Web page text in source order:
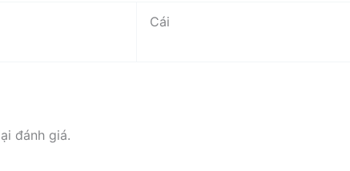
Cái
đánh giá.